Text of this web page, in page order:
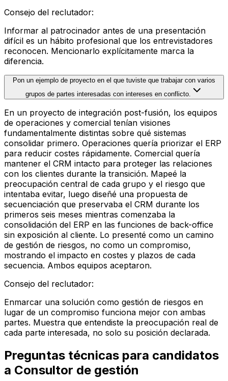
Consejo del reclutador:
Informar al patrocinador antes de una presentación
difícil es un hábito profesional que los entrevistadores
reconocen. Mencionarlo explícitamente marca la
diferencia.
Pon un ejemplo de proyecto en el que tuviste que trabajar con varios
grupos de partes interesadas con intereses en conflicto.
En un proyecto de integración post-fusión, los equipos
de operaciones y comercial tenían visiones
fundamentalmente distintas sobre qué sistemas
consolidar primero. Operaciones quería priorizar el ERP
para reducir costes rápidamente. Comercial quería
mantener el CRM intacto para proteger las relaciones
con los clientes durante la transición. Mapeé la
preocupación central de cada grupo y el riesgo que
intentaba evitar, luego diseñé una propuesta de
secuenciación que preservaba el CRM durante los
primeros seis meses mientras comenzaba la
consolidación del ERP en las funciones de back-office
sin exposición al cliente. Lo presenté como un camino
de gestión de riesgos, no como un compromiso,
mostrando el impacto en costes y plazos de cada
secuencia. Ambos equipos aceptaron.
Consejo del reclutador:
Enmarcar una solución como gestión de riesgos en
lugar de un compromiso funciona mejor con ambas
partes. Muestra que entendiste la preocupación real de
cada parte interesada, no solo su posición declarada.
Preguntas técnicas para candidatos
a Consultor de gestión